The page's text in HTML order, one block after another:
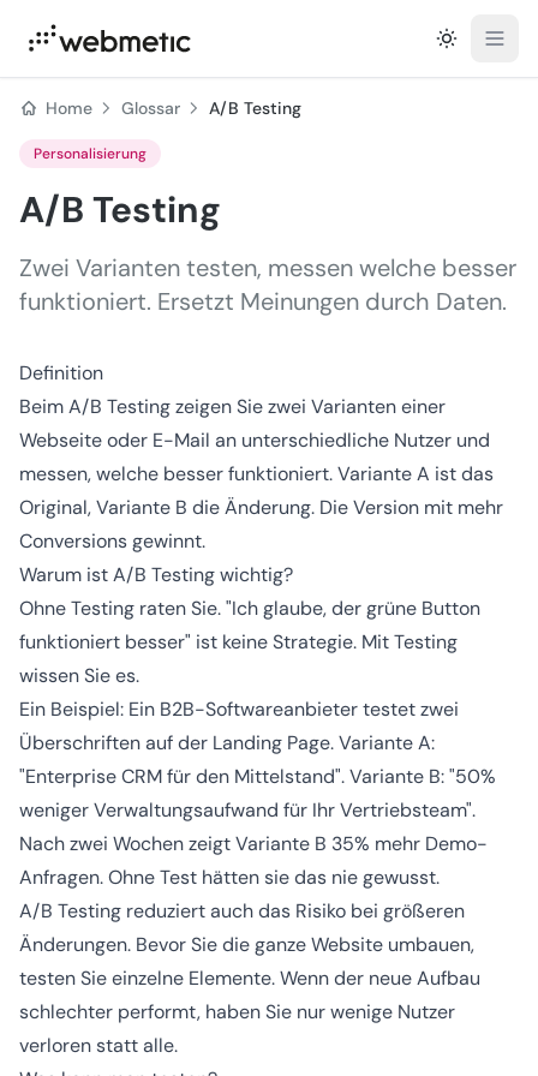
Home Glossar A/B Testing
Personalisierung
A/B Testing
Zwei Varianten testen, messen welche besser
funktioniert. Ersetzt Meinungen durch Daten.
Definition
Beim A/B Testing zeigen Sie zwei Varianten einer
Webseite oder E-Mail an unterschiedliche Nutzer und
messen, welche besser funktioniert. Variante A ist das
Original, Variante B die Änderung. Die Version mit mehr
Conversions gewinnt.
Warum ist A/B Testing wichtig?
Ohne Testing raten Sie. "Ich glaube, der grüne Button
funktioniert besser" ist keine Strategie. Mit Testing
wissen Sie es.
Ein Beispiel: Ein B2B-Softwareanbieter testet zwei
Überschriften auf der Landing Page. Variante A:
"Enterprise CRM für den Mittelstand". Variante B: "50%
weniger Verwaltungsaufwand für Ihr Vertriebsteam".
Nach zwei Wochen zeigt Variante B 35% mehr Demo-
Anfragen. Ohne Test hätten sie das nie gewusst.
A/B Testing reduziert auch das Risiko bei größeren
Änderungen. Bevor Sie die ganze Website umbauen,
testen Sie einzelne Elemente. Wenn der neue Aufbau
schlechter performt, haben Sie nur wenige Nutzer
verloren statt alle.